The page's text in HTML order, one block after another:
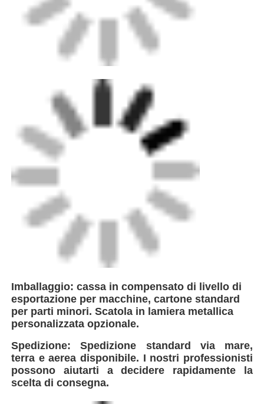
Spedizione: Spedizione standard via mare,
terra e aerea disponibile. I nostri professionisti
possono aiutarti a decidere rapidamente la
scelta di consegna.
produzione di apparecchiature di saldatura ad
alte prestazioni, con sede strategica vicino a
Shanghai, in Cina. Grazie alla vicinanza ai
principali centri di spedizione globali,
garantiamo una logistica efficiente e una
consegna senza problemi ai clienti di tutto il
mondo. In qualità di azienda tecnologica
specializzata in soluzioni di saldatura di
tubazioni in plastica, l'azienda integra